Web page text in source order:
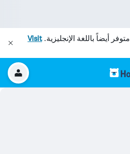
متوفر أيضاً باللغة الإنجليزية.Visit